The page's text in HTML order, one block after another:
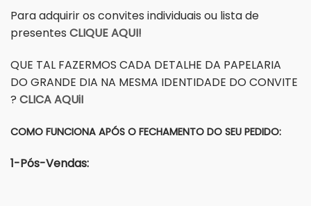
Para adquirir os convites individuais ou lista de
presentes CLIQUE AQUI!
QUE TAL FAZERMOS CADA DETALHE DA PAPELARIA
DO GRANDE DIA NA MESMA IDENTIDADE DO CONVITE
? CLICA AQUiI
COMO FUNCIONA APÓS O FECHAMENTO DO SEU PEDIDO:
1-Pós-Vendas: